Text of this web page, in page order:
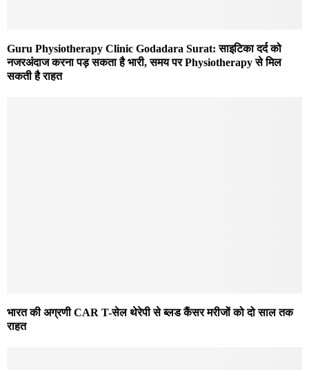
Guru Physiotherapy Clinic Godadara Surat: साइटिका दर्द को
नजरअंदाज करना पड़ सकता है भारी, समय पर Physiotherapy से मिल
सकती है राहत
भारत की अग्रणी CAR T-सेल थेरेपी से ब्लड कैंसर मरीजों को दो साल तक
राहत